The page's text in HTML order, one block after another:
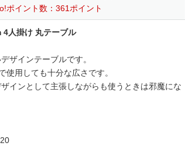
ポイント数：361ポイント
4人掛け 丸テーブル
ザインテーブルです。
使用しても十分な広さです。
インとして主張しながらも使うときは邪魔にな